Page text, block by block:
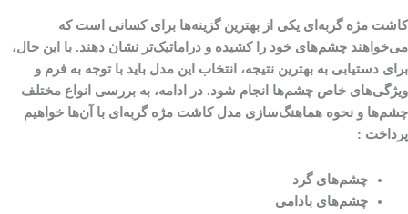
کاشت مژه گربه‌ای یکی از بهترین گزینه‌ها برای کسانی است که
می‌خواهند چشم‌های خود را کشیده و دراماتیک‌تر نشان دهند. با این حال،
برای دستیابی به بهترین نتیجه، انتخاب این مدل باید با توجه به فرم و
ویژگی‌های خاص چشم‌ها انجام شود. در ادامه، به بررسی انواع مختلف
چشم‌ها و نحوه هماهنگ‌سازی مدل کاشت مژه گربه‌ای با آن‌ها خواهیم
پرداخت :
چشم‌های گرد
چشم‌های بادامی